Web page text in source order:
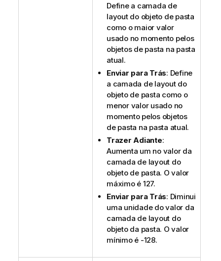
Define a camada de
layout do objeto de pasta
como o maior valor
usado no momento pelos
objetos de pasta na pasta
atual.
Enviar para Trás: Define
a camada de layout do
objeto de pasta como o
menor valor usado no
momento pelos objetos
de pasta na pasta atual.
Trazer Adiante:
Aumenta um no valor da
camada de layout do
objeto de pasta. O valor
máximo é 127.
Enviar para Trás: Diminui
uma unidade do valor da
camada de layout do
objeto da pasta. O valor
mínimo é -128.